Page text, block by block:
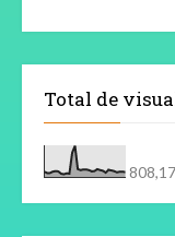
Total de